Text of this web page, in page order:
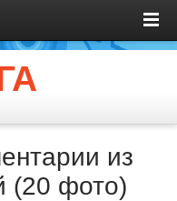
из
(20 фото)